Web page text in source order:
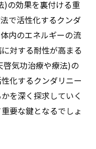
)の効果を裏付ける重
で活性化するクンダ
内のエネルギーの流
対する耐性が高まる
啓気功治療や療法)の
化するクンダリニー
を深く探求していく
要な鍵となるでしょ